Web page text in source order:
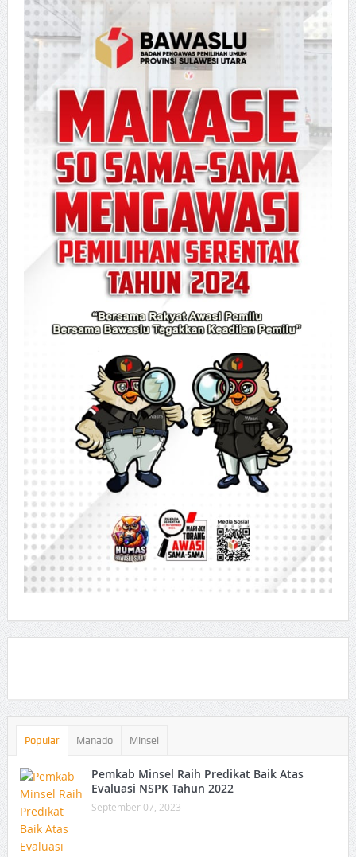
Popular Manado Minsel
Pemkab Minsel Raih Predikat Baik Atas
Evaluasi NSPK Tahun 2022
September 07, 2023